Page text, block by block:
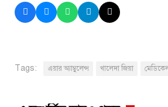
Tags: এয়ার অ্যাম্বুলেন্স খালেদা জিয়া